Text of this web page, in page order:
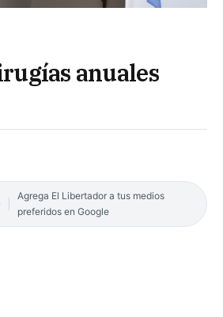
anuales
Agrega El Libertador a tus medios
preferidos en Google